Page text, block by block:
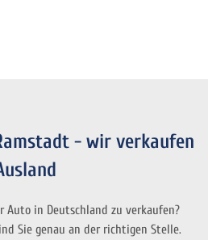
- wir verkaufen
Auto in Deutschland zu verkaufen?
Sie genau an der richtigen Stelle.